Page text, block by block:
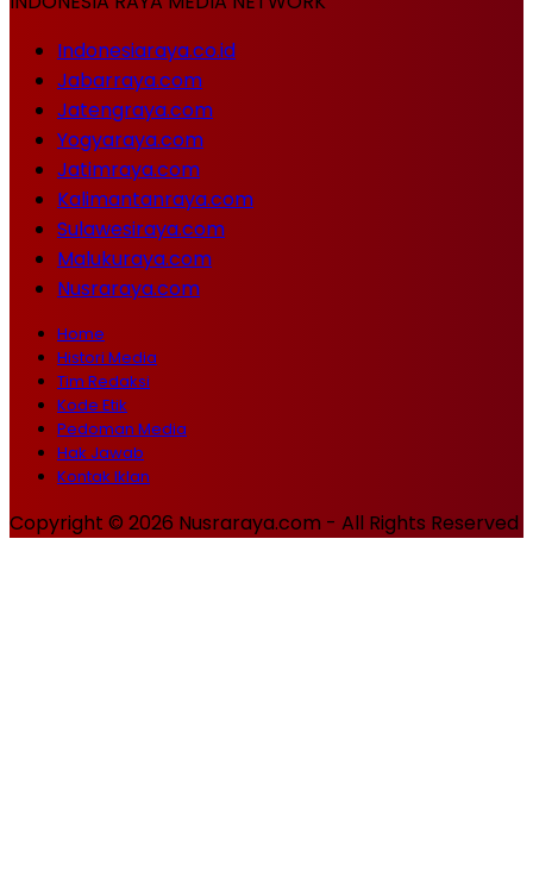
Indonesiaraya.co.id
Jabarraya.com
Jatengraya.com
Yogyaraya.com
Jatimraya.com
Kalimantanraya.com
Sulawesiraya.com
Malukuraya.com
Nusraraya.com
Home
Histori Media
Tim Redaksi
Kode Etik
Pedoman Media
Hak Jawab
Kontak Iklan
Copyright © 2026 Nusraraya.com - All Rights Reserved